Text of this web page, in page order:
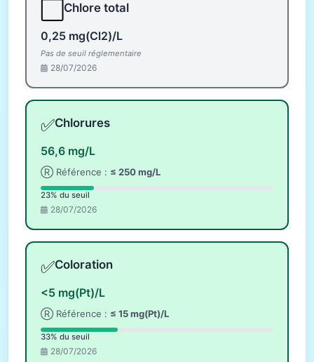
Chlore total
0,25 mg(Cl2)/L
Pas de seuil réglementaire
28/07/2026
✅Chlorures
56,6 mg/L
Ⓡ Référence : ≤ 250 mg/L
23% du seuil
28/07/2026
✅Coloration
<5 mg(Pt)/L
Ⓡ Référence : ≤ 15 mg(Pt)/L
33% du seuil
28/07/2026